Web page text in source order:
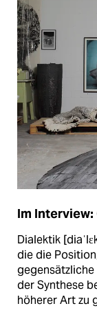
Im Interview:
Dialektik
die die
der Synthese
höherer Art zu